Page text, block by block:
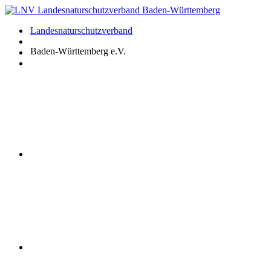
Zum
springenLandesnaturschutzverband
Baden-Württemberg e.V.